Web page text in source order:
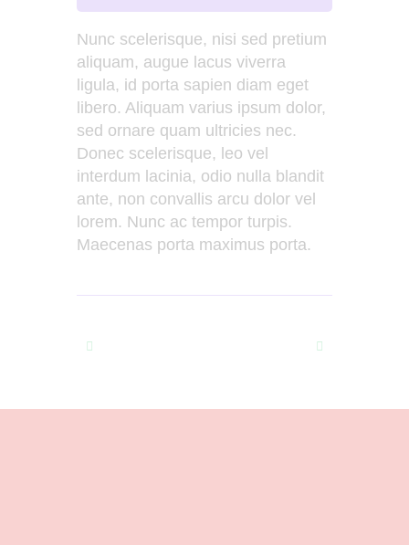
Nunc scelerisque, nisi sed pretium
aliquam, augue lacus viverra
ligula, id porta sapien diam eget
libero. Aliquam varius ipsum dolor,
sed ornare quam ultricies nec.
Donec scelerisque, leo vel
interdum lacinia, odio nulla blandit
ante, non convallis arcu dolor vel
lorem. Nunc ac tempor turpis.
Maecenas porta maximus porta.